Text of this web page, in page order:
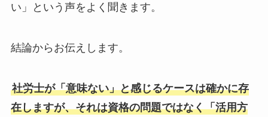
い」という声をよく聞きます。
結論からお伝えします。
社労士が「意味ない」と感じるケースは確かに存
在しますが、それは資格の問題ではなく「活用方